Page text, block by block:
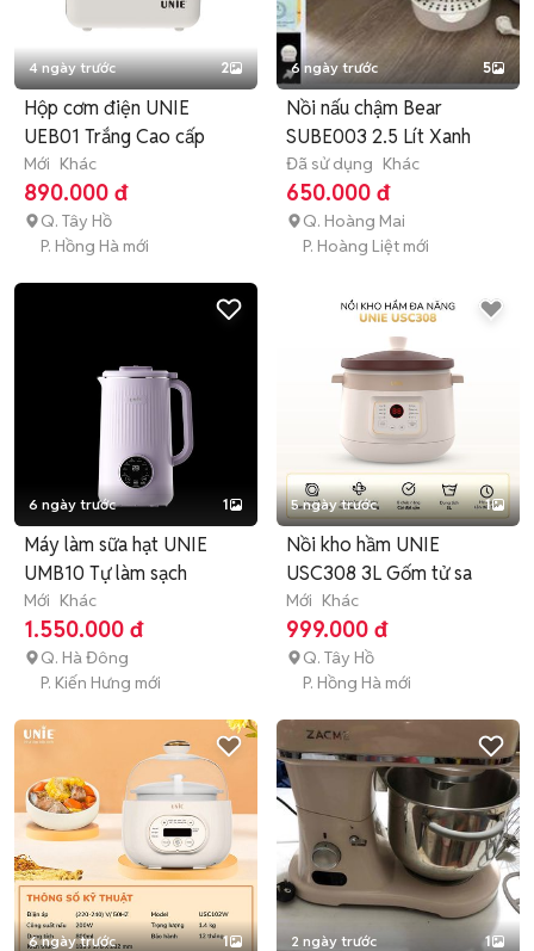
4 ngày trước 2
Hộp cơm điện UNIE
UEB01 Trắng Cao cấp
Mới Khác
890.000 đ
Q. Tây Hồ
P. Hồng Hà mới
6 ngày trước 5
Nồi nấu chậm Bear
SUBE003 2.5 Lít Xanh
Đã sử dụng Khác
650.000 đ
Q. Hoàng Mai
P. Hoàng Liệt mới
6 ngày trước 1
Máy làm sữa hạt UNIE
UMB10 Tự làm sạch
Mới Khác
1.550.000 đ
Q. Hà Đông
P. Kiến Hưng mới
5 ngày trước 1
Nồi kho hầm UNIE
USC308 3L Gốm tử sa
Mới Khác
999.000 đ
Q. Tây Hồ
P. Hồng Hà mới
6 ngày trước 1 2 ngày trước 1